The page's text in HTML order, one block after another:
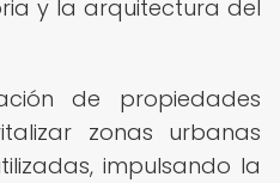
y la arquitectura del
de propiedades
zonas urbanas
impulsando la